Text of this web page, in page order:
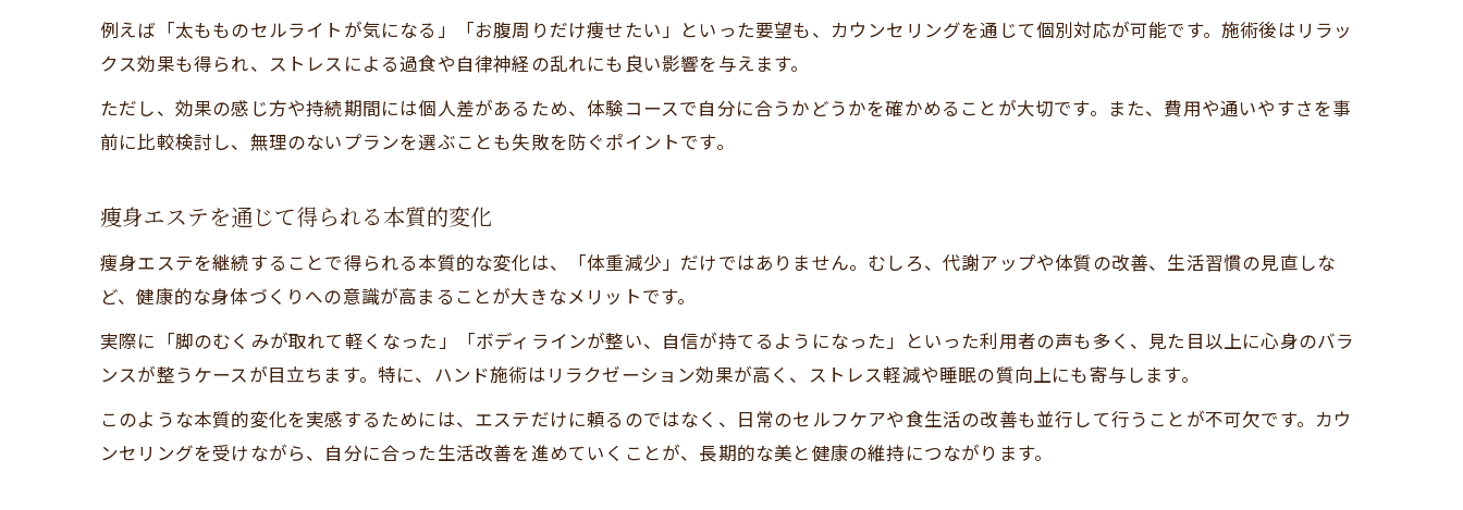
痩身エステに通う本当の意味を再考する
痩身エステの現実的な活用法を提案
痩身エステは生活習慣とどう両立するか
例えば「太もものセルライトが気になる」「お腹周りだけ痩せたい」といった要望も、カウンセリングを通じて個別対応が可能です。施術後はリラッ
クス効果も得られ、ストレスによる過食や自律神経の乱れにも良い影響を与えます。
ただし、効果の感じ方や持続期間には個人差があるため、体験コースで自分に合うかどうかを確かめることが大切です。また、費用や通いやすさを事
前に比較検討し、無理のないプランを選ぶことも失敗を防ぐポイントです。
痩身エステを通じて得られる本質的変化
痩身エステを継続することで得られる本質的な変化は、「体重減少」だけではありません。むしろ、代謝アップや体質の改善、生活習慣の見直しな
ど、健康的な身体づくりへの意識が高まることが大きなメリットです。
実際に「脚のむくみが取れて軽くなった」「ボディラインが整い、自信が持てるようになった」といった利用者の声も多く、見た目以上に心身のバラ
ンスが整うケースが目立ちます。特に、ハンド施術はリラクゼーション効果が高く、ストレス軽減や睡眠の質向上にも寄与します。
このような本質的変化を実感するためには、エステだけに頼るのではなく、日常のセルフケアや食生活の改善も並行して行うことが不可欠です。カウ
ンセリングを受けながら、自分に合った生活改善を進めていくことが、長期的な美と健康の維持につながります。